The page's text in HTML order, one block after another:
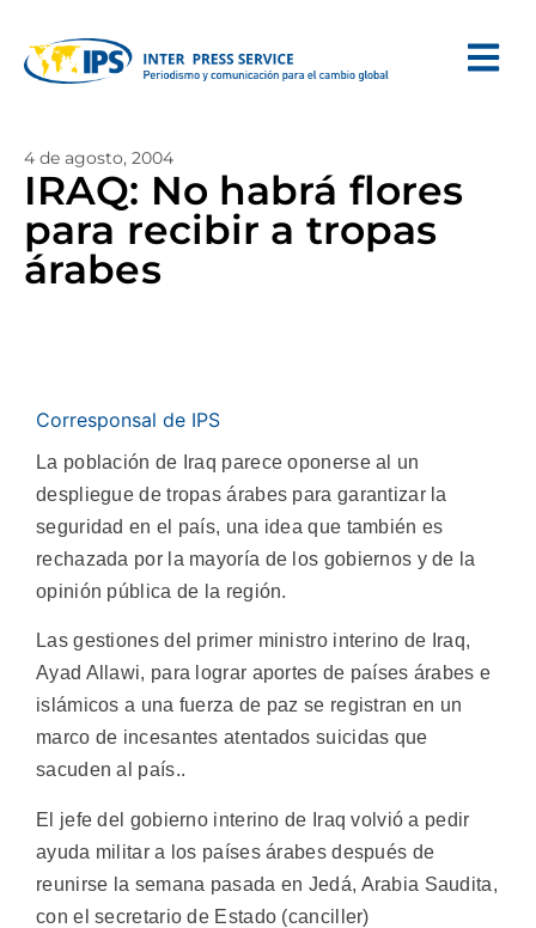
4 de agosto, 2004
IRAQ: No habrá flores
para recibir a tropas
árabes
Corresponsal de IPS
La población de Iraq parece oponerse al un
despliegue de tropas árabes para garantizar la
seguridad en el país, una idea que también es
rechazada por la mayoría de los gobiernos y de la
opinión pública de la región.
Las gestiones del primer ministro interino de Iraq,
Ayad Allawi, para lograr aportes de países árabes e
islámicos a una fuerza de paz se registran en un
marco de incesantes atentados suicidas que
sacuden al país..
El jefe del gobierno interino de Iraq volvió a pedir
ayuda militar a los países árabes después de
reunirse la semana pasada en Jedá, Arabia Saudita,
con el secretario de Estado (canciller)